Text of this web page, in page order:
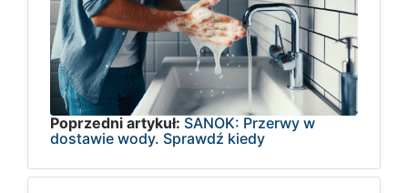
Poprzedni artykuł: SANOK: Przerwy w
dostawie wody. Sprawdź kiedy